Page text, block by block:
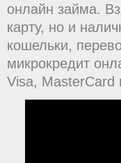
онлайн займа.
карту, но и
кошельки,
микрокредит
Visa, MasterCard